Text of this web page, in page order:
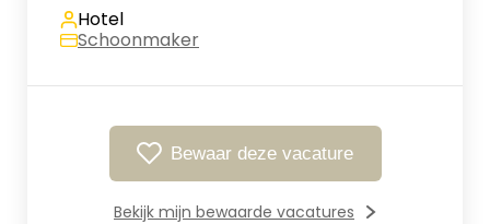
Hotel
Schoonmaker
Bewaar deze vacature
Bekijk mijn bewaarde vacatures